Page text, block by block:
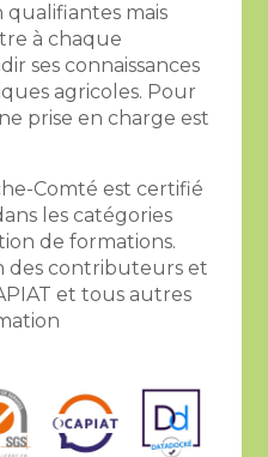
qualifiantes mais
à chaque
ses connaissances
agricoles. Pour
prise en charge est
Comté est certifié
les catégories
de formations.
des contributeurs et
et tous autres